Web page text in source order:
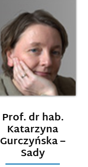
Prof. dr hab.
Katarzyna
Gurczyńska –
Sady